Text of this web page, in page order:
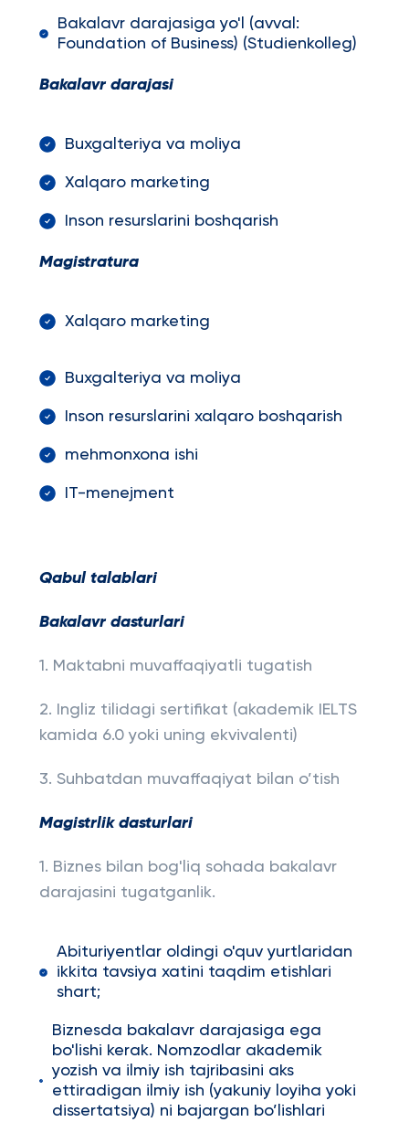
Bakalavr darajasiga yo'l (avval:
Foundation of Business) (Studienkolleg)
Bakalavr darajasi
Buxgalteriya va moliya
Xalqaro marketing
Inson resurslarini boshqarish
Magistratura
Xalqaro marketing
Buxgalteriya va moliya
Inson resurslarini xalqaro boshqarish
mehmonxona ishi
IT-menejment
Qabul talablari
Bakalavr dasturlari
1. Maktabni muvaffaqiyatli tugatish
2. Ingliz tilidagi sertifikat (akademik IELTS
kamida 6.0 yoki uning ekvivalenti)
3. Suhbatdan muvaffaqiyat bilan o’tish
Magistrlik dasturlari
1. Biznes bilan bog'liq sohada bakalavr
darajasini tugatganlik.
Abituriyentlar oldingi o'quv yurtlaridan
ikkita tavsiya xatini taqdim etishlari
shart;
Biznesda bakalavr darajasiga ega
bo'lishi kerak. Nomzodlar akademik
yozish va ilmiy ish tajribasini aks
ettiradigan ilmiy ish (yakuniy loyiha yoki
dissertatsiya) ni bajargan bo’lishlari